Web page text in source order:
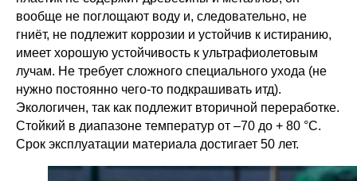
вообще не поглощают воду и, следовательно, не
гниёт, не подлежит коррозии и устойчив к истиранию,
имеет хорошую устойчивость к ультрафиолетовым
лучам. Не требует сложного специального ухода (не
нужно постоянно чего-то подкрашивать итд).
Экологичен, так как подлежит вторичной переработке.
Стойкий в диапазоне температур от –70 до + 80 °С.
Срок эксплуатации материала достигает 50 лет.